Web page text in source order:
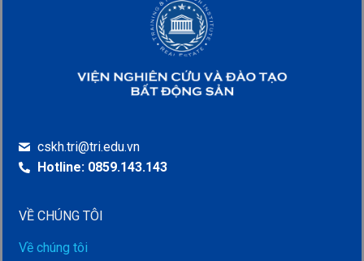
cskh.tri@tri.edu.vn
Hotline: 0859.143.143
VỀ CHÚNG TÔI
Về chúng tôi